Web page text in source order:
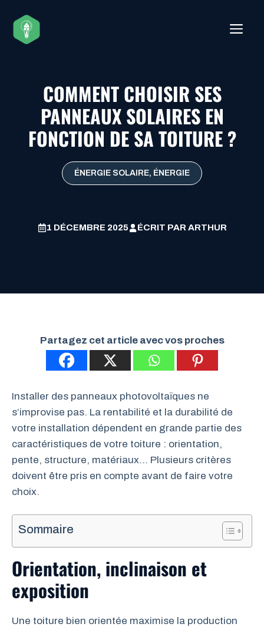
contenu
COMMENT CHOISIR SES
PANNEAUX SOLAIRES EN
FONCTION DE SA TOITURE ?
ÉNERGIE SOLAIRE, ÉNERGIE
1 DÉCEMBRE 2025 ÉCRIT PAR ARTHUR
Partagez cet article avec vos proches
Installer des panneaux photovoltaïques ne
s’improvise pas. La rentabilité et la durabilité de
votre installation dépendent en grande partie des
caractéristiques de votre toiture : orientation,
pente, structure, matériaux… Plusieurs critères
doivent être pris en compte avant de faire votre
choix.
Sommaire
Orientation, inclinaison et
exposition
Une toiture bien orientée maximise la production